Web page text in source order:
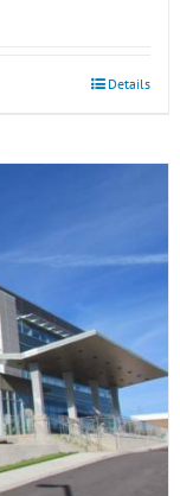
Details